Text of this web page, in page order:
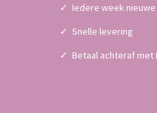
✓ Iedere week
✓ Snelle levering
✓ Betaal achteraf met